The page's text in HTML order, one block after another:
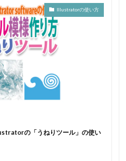
Illustratorの使い方
の「うねりツール」の使い